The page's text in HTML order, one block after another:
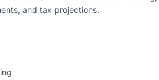
and tax projections.